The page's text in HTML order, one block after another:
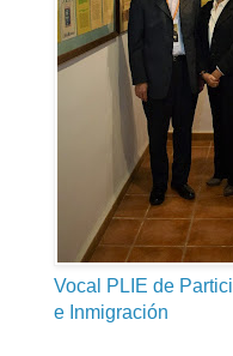
Vocal PLIE de
e Inmigración